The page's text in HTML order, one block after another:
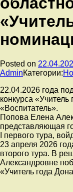
Posted on
AdminКатегории:
22.04.2026 года
конкурса
«Воспитатель».
Попова Елена
представляющая
I первого тура,
23 апреля 2026
второго тура. В
Александровне
«Учитель года